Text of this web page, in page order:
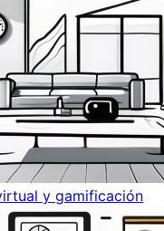
y gamificación